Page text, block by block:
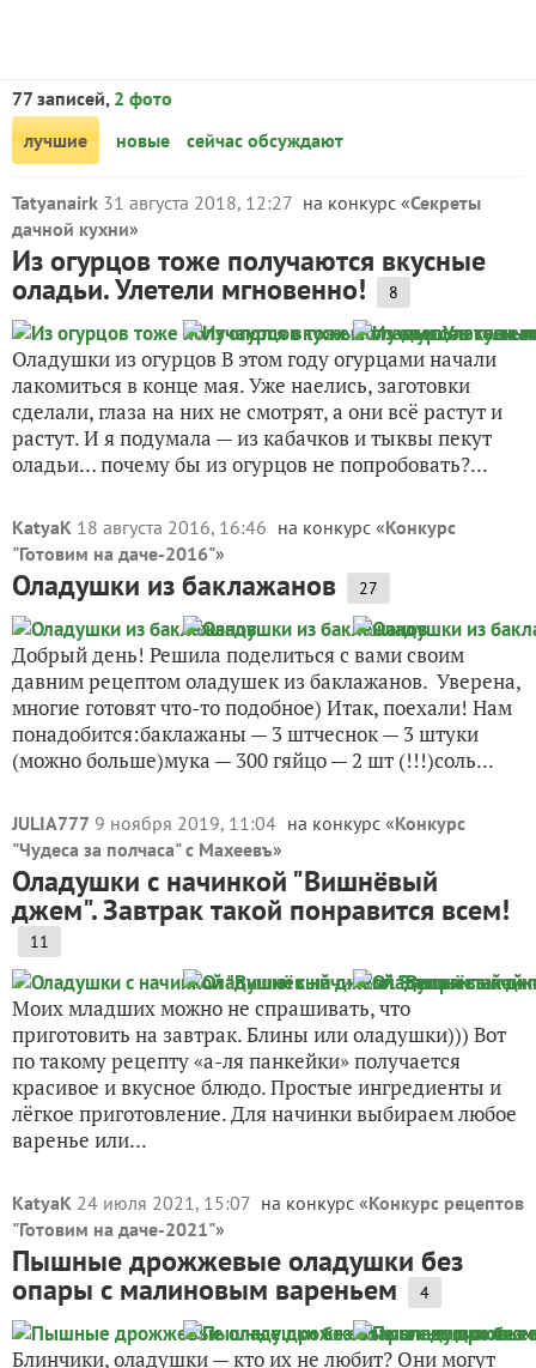
77 записей, 2 фото
лучшие
новые сейчас обсуждают
Tatyanairk 31 августа 2018, 12:27 на конкурс «Секреты
дачной кухни»
Из огурцов тоже получаются вкусные
оладьи. Улетели мгновенно! 8
Оладушки из огурцов В этом году огурцами начали
лакомиться в конце мая. Уже наелись, заготовки
сделали, глаза на них не смотрят, а они всё растут и
растут. И я подумала — из кабачков и тыквы пекут
оладьи… почему бы из огурцов не попробовать?...
KatyaK 18 августа 2016, 16:46 на конкурс «Конкурс
"Готовим на даче-2016"»
Оладушки из баклажанов 27
Добрый день! Решила поделиться с вами своим
давним рецептом оладушек из баклажанов. Уверена,
многие готовят что-то подобное) Итак, поехали! Нам
понадобится:баклажаны — 3 штчеснок — 3 штуки
(можно больше)мука — 300 гяйцо — 2 шт (!!!)соль...
JULIA777 9 ноября 2019, 11:04 на конкурс «Конкурс
"Чудеса за полчаса" с Махеевъ»
Оладушки с начинкой "Вишнёвый
джем". Завтрак такой понравится всем!
11
Моих младших можно не спрашивать, что
приготовить на завтрак. Блины или оладушки))) Вот
по такому рецепту «а-ля панкейки» получается
красивое и вкусное блюдо. Простые ингредиенты и
лёгкое приготовление. Для начинки выбираем любое
варенье или...
KatyaK 24 июля 2021, 15:07 на конкурс «Конкурс рецептов
"Готовим на даче-2021"»
Пышные дрожжевые оладушки без
опары с малиновым вареньем 4
Блинчики, оладушки — кто их не любит? Они могут